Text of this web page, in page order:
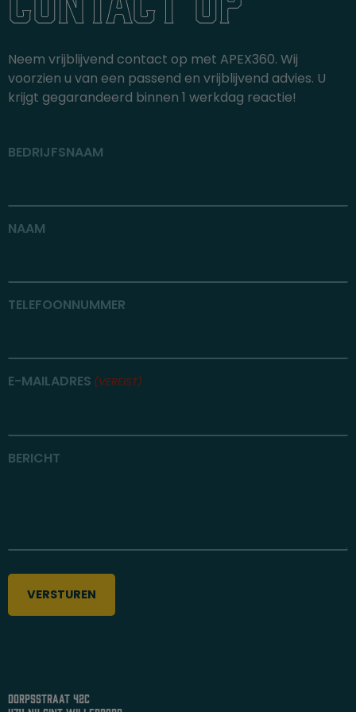
Neem vrijblijvend contact op met APEX360. Wij
voorzien u van een passend en vrijblijvend advies. U
krijgt gegarandeerd binnen 1 werkdag reactie!
BEDRIJFSNAAM
NAAM
TELEFOONNUMMER
E-MAILADRES (VEREIST)
BERICHT
dorpsstraat 42c